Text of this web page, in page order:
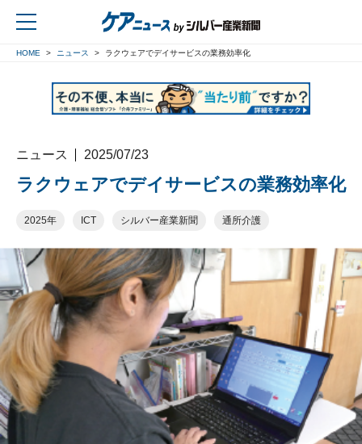
HOME ニュース ラクウェアでデイサービスの業務効率化
ニュース 2025/07/23
ラクウェアでデイサービスの業務効率化
2025年 ICT シルバー産業新聞 通所介護